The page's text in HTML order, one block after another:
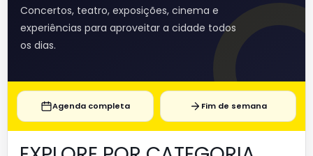
Concertos, teatro, exposições, cinema e
experiências para aproveitar a cidade todos
os dias.
Agenda completa Fim de semana